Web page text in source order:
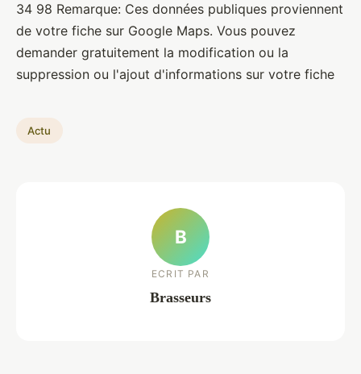
34 98 Remarque: Ces données publiques proviennent
de votre fiche sur Google Maps. Vous pouvez
demander gratuitement la modification ou la
suppression ou l'ajout d'informations sur votre fiche
Actu
B
ECRIT PAR
Brasseurs